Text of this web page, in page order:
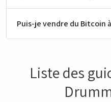
Puis-je vendre du Bitcoin
Liste des